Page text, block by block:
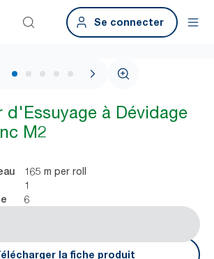
Se connecter
1 / 5
d'Essuyage à Dévidage
M2
165 m per roll
1
6
la fiche produit